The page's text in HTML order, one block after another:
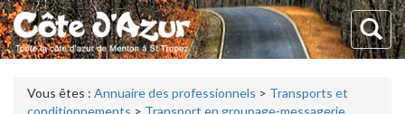
Vous êtes : Annuaire des professionnels > Transports et
conditionnements > Transport en groupage-messagerie